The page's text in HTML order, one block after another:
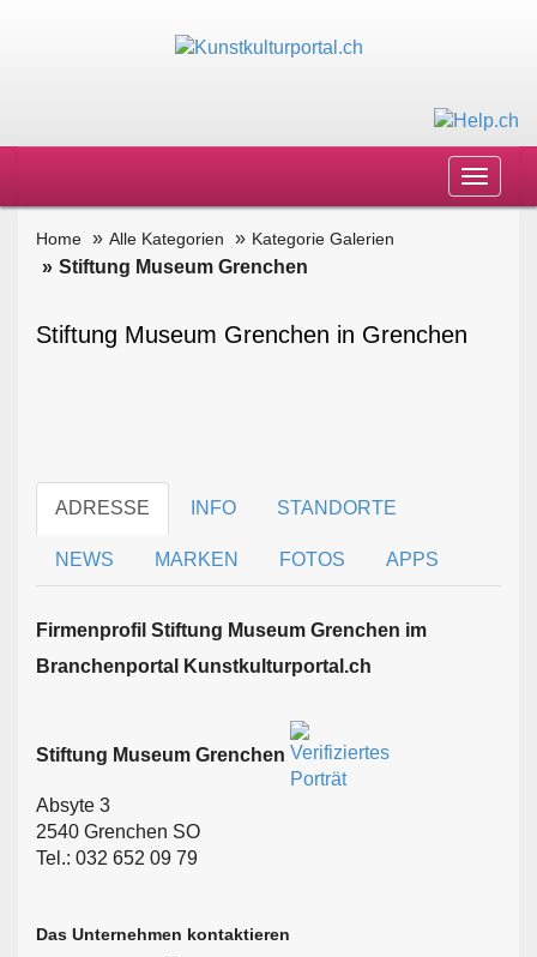
Toggle
Home Alle Kategorien Kategorie Galerien
Stiftung Museum Grenchen
Stiftung Museum Grenchen in Grenchen
ADRESSE INFO STANDORTE
NEWS MARKEN FOTOS APPS
Firmen­profil Stiftung Museum Grenchen im
Branchen­portal Kunstkulturportal.ch
Stiftung Museum Grenchen
Absyte 3
2540 Grenchen SO
Tel.: 032 652 09 79
Das Unternehmen kontaktieren